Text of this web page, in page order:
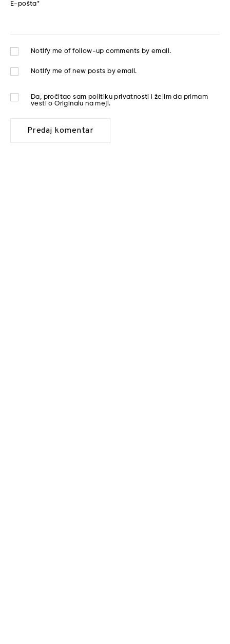
E-pošta*
Notify me of follow-up comments by email.
Notify me of new posts by email.
Da, pročitao sam politiku privatnosti
i želim da primam
vesti o Originalu na mejl.